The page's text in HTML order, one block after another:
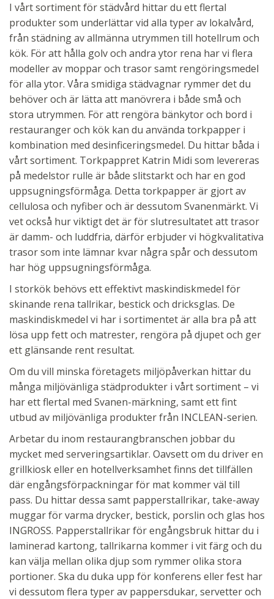
I vårt sortiment för städvård hittar du ett flertal
produkter som underlättar vid alla typer av lokalvård,
från städning av allmänna utrymmen till hotellrum och
kök. För att hålla golv och andra ytor rena har vi flera
modeller av moppar och trasor samt rengöringsmedel
för alla ytor. Våra smidiga städvagnar rymmer det du
behöver och är lätta att manövrera i både små och
stora utrymmen. För att rengöra bänkytor och bord i
restauranger och kök kan du använda torkpapper i
kombination med desinficeringsmedel. Du hittar båda i
vårt sortiment. Torkpappret Katrin Midi som levereras
på medelstor rulle är både slitstarkt och har en god
uppsugningsförmåga. Detta torkpapper är gjort av
cellulosa och nyfiber och är dessutom Svanenmärkt. Vi
vet också hur viktigt det är för slutresultatet att trasor
är damm- och luddfria, därför erbjuder vi högkvalitativa
trasor som inte lämnar kvar några spår och dessutom
har hög uppsugningsförmåga.
I storkök behövs ett effektivt maskindiskmedel för
skinande rena tallrikar, bestick och dricksglas. De
maskindiskmedel vi har i sortimentet är alla bra på att
lösa upp fett och matrester, rengöra på djupet och ger
ett glänsande rent resultat.
Om du vill minska företagets miljöpåverkan hittar du
många miljövänliga städprodukter i vårt sortiment – vi
har ett flertal med Svanen-märkning, samt ett fint
utbud av miljövänliga produkter från INCLEAN-serien.
Arbetar du inom restaurangbranschen jobbar du
mycket med serveringsartiklar. Oavsett om du driver en
grillkiosk eller en hotellverksamhet finns det tillfällen
där engångsförpackningar för mat kommer väl till
pass. Du hittar dessa samt papperstallrikar, take-away
muggar för varma drycker, bestick, porslin och glas hos
INGROSS. Papperstallrikar för engångsbruk hittar du i
laminerad kartong, tallrikarna kommer i vit färg och du
kan välja mellan olika djup som rymmer olika stora
portioner. Ska du duka upp för konferens eller fest har
vi dessutom flera typer av pappersdukar, servetter och